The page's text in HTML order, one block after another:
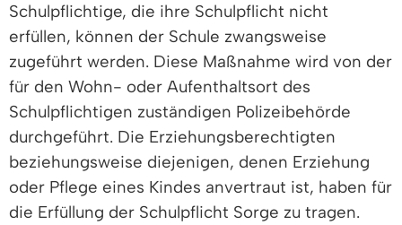
Schulpflichtige, die ihre Schulpflicht nicht
erfüllen, können der Schule zwangsweise
zugeführt werden. Diese Maßnahme wird von der
für den Wohn- oder Aufenthaltsort des
Schulpflichtigen zuständigen Polizeibehörde
durchgeführt. Die Erziehungsberechtigten
beziehungsweise diejenigen, denen Erziehung
oder Pflege eines Kindes anvertraut ist, haben für
die Erfüllung der Schulpflicht Sorge zu tragen.